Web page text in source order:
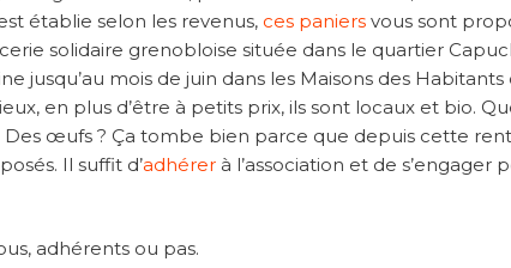
établie selon les revenus, ces paniers vous sont
solidaire grenobloise située dans le quartier
jusqu’au mois de juin dans les Maisons des Habitants
en plus d’être à petits prix, ils sont locaux et bio.
Des œufs ? Ça tombe bien parce que depuis cette
Il suffit d’adhérer à l’association et de s’engager
adhérents ou pas.